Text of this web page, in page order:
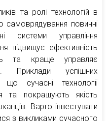
та ролі технологій в
самоврядування повинні
системи управління
підвищує ефективність
та краще управляє
Приклади успішних
сучасні технології
та покращують якість
Варто інвестувати
з викликами сучасного